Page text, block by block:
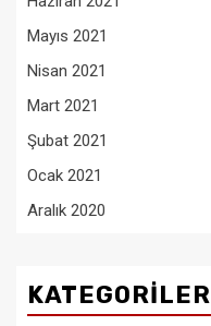
Mayıs 2021
Nisan 2021
Mart 2021
Şubat 2021
Ocak 2021
Aralık 2020
KATEGORILER